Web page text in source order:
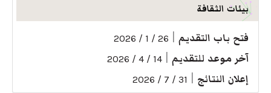
بيئات الثقافة
فتح باب التقديم 26 / 1 / 2026
آخر موعد للتقديم 14 / 4 / 2026
إعلان النتائج 31 / 7 / 2026